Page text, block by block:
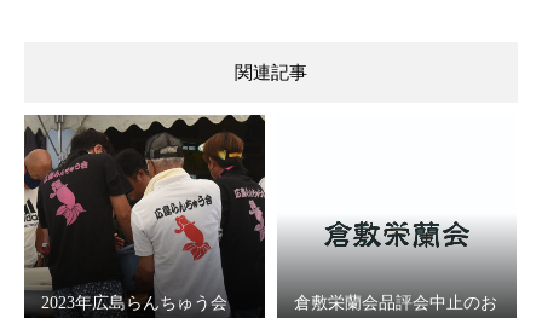
関連記事
2023年広島らんちゅう会
倉敷栄蘭会品評会中止のお